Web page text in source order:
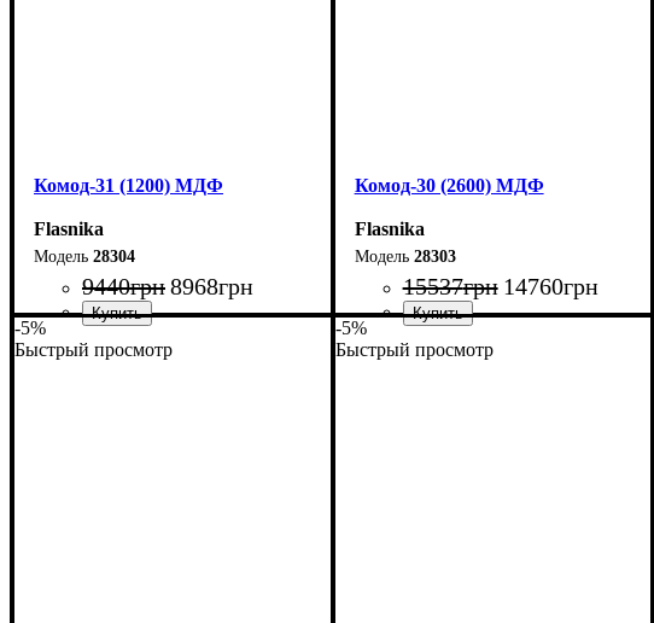
Комод-31 (1200) МДФ
Flasnika
28304
9440грн8968грн
Комод-30 (2600) МДФ
Flasnika
28303
15537грн 14760грн
-5%
Быстрый просмотр
-5%
Быстрый просмотр